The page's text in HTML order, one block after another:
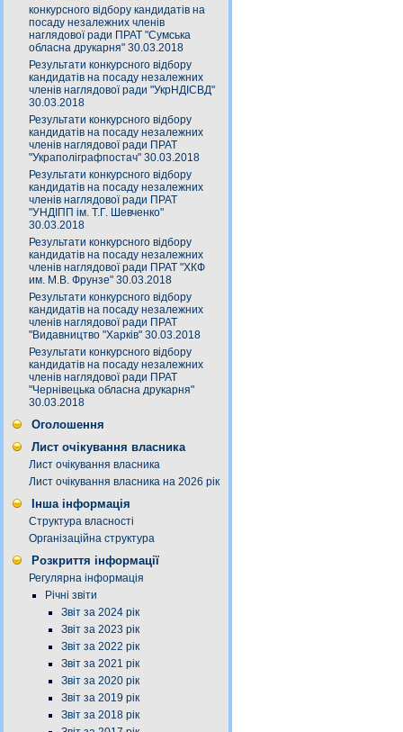
конкурсного відбору кандидатів на
посаду незалежних членів
наглядової ради ПРАТ "Сумська
обласна друкарня" 30.03.2018
Результати конкурсного відбору
кандидатів на посаду незалежних
членів наглядової ради "УкрНДІСВД"
30.03.2018
Результати конкурсного відбору
кандидатів на посаду незалежних
членів наглядової ради ПРАТ
"Украполіграфпостач" 30.03.2018
Результати конкурсного відбору
кандидатів на посаду незалежних
членів наглядової ради ПРАТ
"УНДІПП ім. Т.Г. Шевченко"
30.03.2018
Результати конкурсного відбору
кандидатів на посаду незалежних
членів наглядової ради ПРАТ "ХКФ
им. М.В. Фрунзе" 30.03.2018
Результати конкурсного відбору
кандидатів на посаду незалежних
членів наглядової ради ПРАТ
"Видавництво "Харків" 30.03.2018
Результати конкурсного відбору
кандидатів на посаду незалежних
членів наглядової ради ПРАТ
"Чернівецька обласна друкарня"
30.03.2018
Оголошення
Лист очікування власника
Лист очікування власника
Лист очікування власника на 2026 рік
Інша інформація
Структура власності
Організаційна структура
Розкриття інформації
Регулярна інформація
Річні звіти
Звіт за 2024 рік
Звіт за 2023 рік
Звіт за 2022 рік
Звіт за 2021 рік
Звіт за 2020 рік
Звіт за 2019 рік
Звіт за 2018 рік